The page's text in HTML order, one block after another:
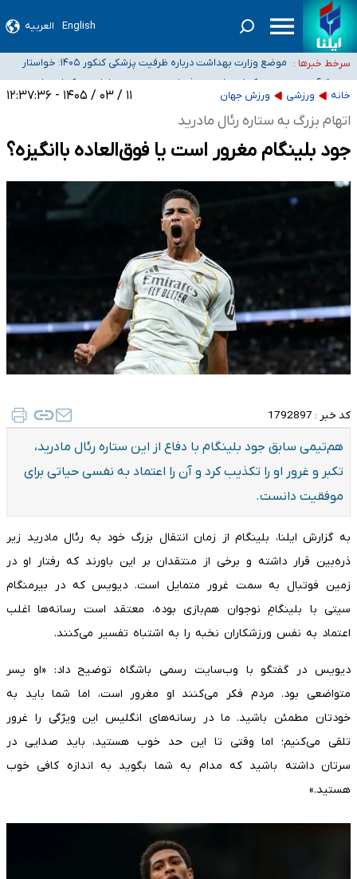
English العربیه
سرخط خبرها :
۴۰ تا ۵۰ روز گرمای نسبی در پیش داریم/ دمای تهران به ۳۸ درجه می‌رسد
اصلاح ظرفیت‌ها هستیم، اما هنوز پاسخ مشخصی نگرفته‌ایم
تعویق آزمون ورودی دکترای تخصصی فرماندهی صحنه عملیات و
دکترای تخصصی جغرافیای نظامی دافوس آجا
خبرنگاران راویان حقیقت با دغدغه نان، مسکن و بیمه
آستانه هشدار
خانه ورزشی ورزش جهان ۱۱ / ۰۳ / ۱۴۰۵ - ۱۲:۳۷:۳۶
اتهام بزرگ به ستاره رئال مادرید
جود بلینگام مغرور است یا فوق‌العاده باانگیزه؟
کد خبر : 1792897
هم‌تیمی سابق جود بلینگام با دفاع از این ستاره رئال مادرید،
تکبر و غرور او را تکذیب کرد و آن را اعتماد به نفسی حیاتی برای
موفقیت دانست.
به گزارش ایلنا، بلینگام از زمان انتقال بزرگ خود به رئال مادرید زیر
ذره‌بین قرار داشته و برخی از منتقدان بر این باورند که رفتار او در
زمین فوتبال به سمت غرور متمایل است. دیویس که در بیرمنگام
سیتی با بلینگامِ نوجوان هم‌بازی بوده، معتقد است رسانه‌ها اغلب
اعتماد به نفس ورزشکاران نخبه را به اشتباه تفسیر می‌کنند.
دیویس در گفتگو با وب‌سایت رسمی باشگاه توضیح داد: «او پسر
متواضعی بود. مردم فکر می‌کنند او مغرور است، اما شما باید به
خودتان مطمئن باشید. ما در رسانه‌های انگلیس این ویژگی را غرور
تلقی می‌کنیم؛ اما وقتی تا این حد خوب هستید، باید صدایی در
سرتان داشته باشید که مدام به شما بگوید به اندازه کافی خوب
هستید.»